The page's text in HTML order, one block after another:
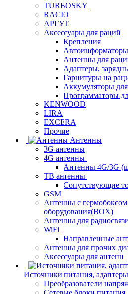
TURBOSKY
RACIO
АРГУТ
Аксессуары для раций
Крепления
Автоинформаторы
Антенны для
Адаптеры,
Гарнитуры на
Аккумуляторы
Программаторы
KENWOOD
LIRA
EXCERA
Прочие
Антенны
3G антенны
4G антенны
Антенны 4G/3G
ТВ антенны
Сопутствующие
GSM
Антенны с гермобоксом
оборудования(BOX)
Антенны для радиосвязи
WiFi
Направленные
Антенны для прочих
Аксессуары для антенн
Источники питания,
Преобразователи
Сетевые блоки питания